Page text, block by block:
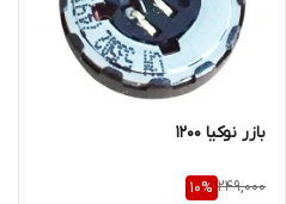
بازر نوکیا 1200
249,000
10%